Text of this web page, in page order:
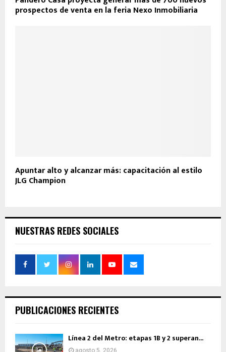
prospectos de venta en la feria Nexo Inmobiliaria
Apuntar alto y alcanzar más: capacitación al estilo
JLG Champion
NUESTRAS REDES SOCIALES
PUBLICACIONES RECIENTES
Línea 2 del Metro: etapas 1B y 2 superan...
agosto 5, 2026